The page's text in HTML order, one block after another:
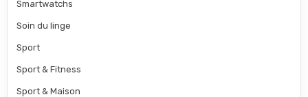
Smartwatchs
Soin du linge
Sport
Sport & Fitness
Sport & Maison